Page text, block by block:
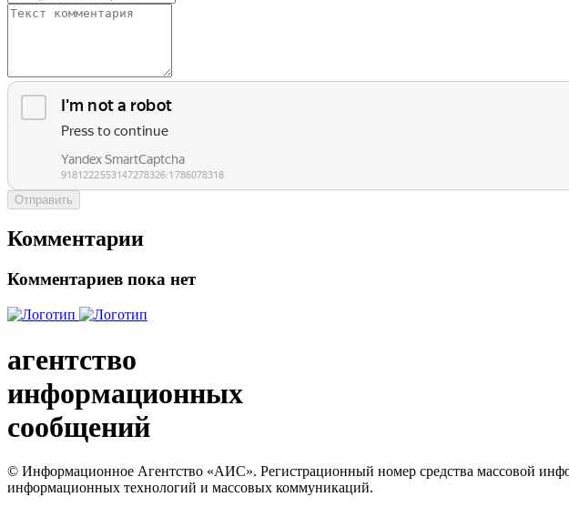
Отправить
Комментарии
Комментариев пока нет
агентство
информационных
сообщений
© Информационное Агентство «АИС». Регистрационный номер средства массовой
информационных технологий и массовых коммуникаций.